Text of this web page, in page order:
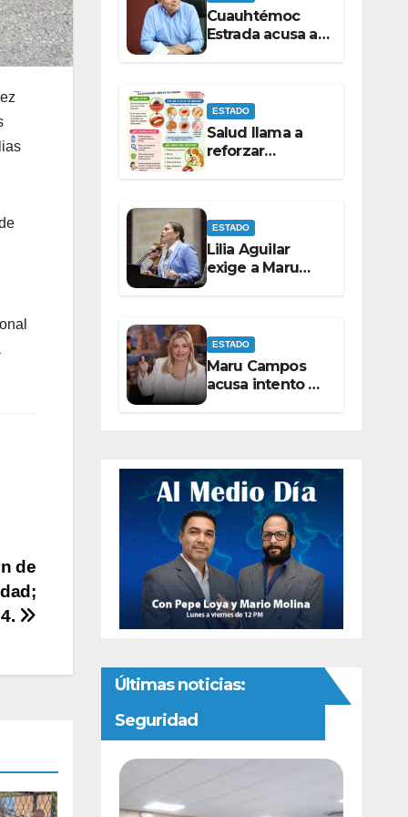
de
Cuauhtémoc
Estrada acusa al
PAN de buscar
“cubrir
espaldas”
ESTADO
Salud llama a
reforzar
Gusano
Barrenador
ESTADO
Lilia Aguilar
exige a Maru
Campos probar
dejar de
victimizarse
ESTADO
Maru Campos
acusa intento de
censura en
Últimas noticias:
Seguridad